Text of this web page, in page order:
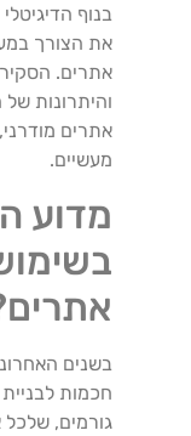
בנוף
את הצורך
אתרים.
והיתרונות
אתרים
מעשיים.
מדוע
בשנים
חכמות
גורמים,